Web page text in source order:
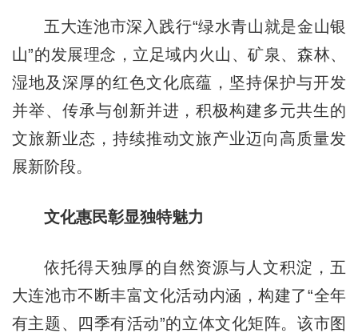
五大连池市深入践行“绿水青山就是金山银
山”的发展理念，立足域内火山、矿泉、森林、
湿地及深厚的红色文化底蕴，坚持保护与开发
并举、传承与创新并进，积极构建多元共生的
文旅新业态，持续推动文旅产业迈向高质量发
展新阶段。
文化惠民彰显独特魅力
依托得天独厚的自然资源与人文积淀，五
大连池市不断丰富文化活动内涵，构建了“全年
有主题、四季有活动”的立体文化矩阵。该市图